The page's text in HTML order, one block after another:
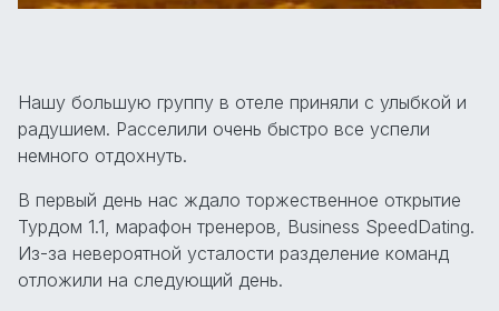
Нашу большую группу в отеле приняли с улыбкой и
радушием. Расселили очень быстро все успели
немного отдохнуть.
В первый день нас ждало торжественное открытие
Турдом 1.1, марафон тренеров, Business SpeedDating.
Из-за невероятной усталости разделение команд
отложили на следующий день.